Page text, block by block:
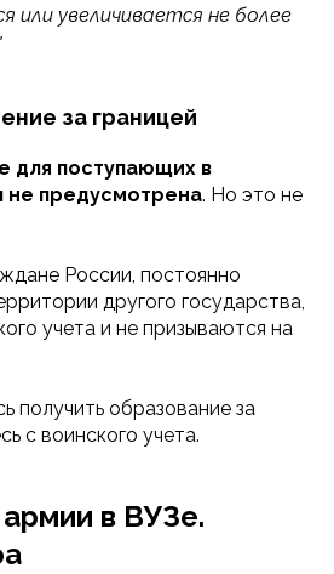
или увеличивается не более
за границей
для поступающих в
не предусмотрена. Но это не
России, постоянно
другого государства,
учета и не призываются на
получить образование за
с воинского учета.
в ВУЗе.